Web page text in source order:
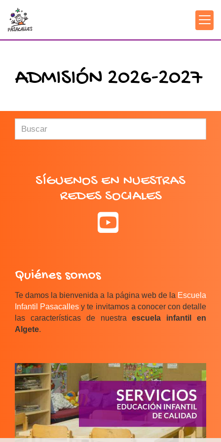
ADMISIÓN 2026-2027
SÍGUENOS EN NUESTRAS
REDES SOCIALES
Quiénes somos
Te damos la bienvenida a la página web de la Escuela
Infantil Pasacalles y te invitamos a conocer con detalle
las características de nuestraescuela infantil en
Algete.